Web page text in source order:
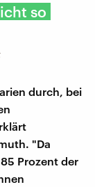
so
durch, bei
"Da
Prozent der